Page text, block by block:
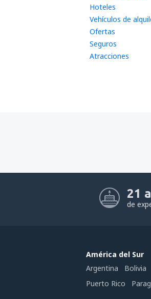
Hoteles
Vehículos de
Ofertas
Seguros
Atracciones
21
de
América del Sur
Argentina
Bolivia
Puerto Rico